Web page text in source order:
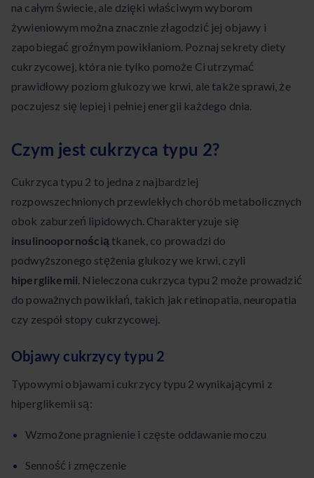
na całym świecie, ale dzięki właściwym wyborom
żywieniowym można znacznie złagodzić jej objawy i
zapobiegać groźnym powikłaniom. Poznaj sekrety diety
cukrzycowej, która nie tylko pomoże Ci utrzymać
prawidłowy poziom glukozy we krwi, ale także sprawi, że
poczujesz się lepiej i pełniej energii każdego dnia.
Czym jest cukrzyca typu 2?
Cukrzyca typu 2 to jedna z najbardziej
rozpowszechnionych przewlekłych chorób metabolicznych
obok zaburzeń lipidowych. Charakteryzuje się
insulinoopornościątkanek, co prowadzi do
podwyższonego stężenia glukozy we krwi, czyli
hiperglikemii. Nieleczona cukrzyca typu 2 może prowadzić
do poważnych powikłań, takich jak retinopatia, neuropatia
czy zespół stopy cukrzycowej.
Objawy cukrzycy typu 2
Typowymi objawami cukrzycy typu 2 wynikającymi z
hiperglikemii są:
Wzmożone pragnienie i częste oddawanie moczu
Senność i zmęczenie